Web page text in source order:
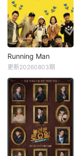
注家长与孩子之间
的问题。你对孩子
了解多少？今天孩
子和谁见面了，又
发生了什么样的故
事？孩子今天怎么
满面愁容，又为什
通过这个节目家长
对这些问题会有更
深的思考。
李光洙
Running Man是韩
国SBS电视台周末
娱乐节目《星期天
真好》新的版块，
是韩国著名主持人
刘在石自“家族诞
Running Man
更新20260803期